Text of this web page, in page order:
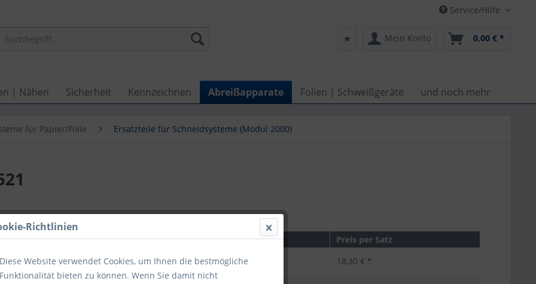
Service/Hilfe
Mein Konto 0,00 € *
| Nähen Sicherheit Kennzeichnen Abreißapparate Folien | Schweißgeräte und noch mehr
für Papier/Folie Ersatzteile für Schneidsysteme (Modul 2000)
Menge
Preis per Satz
bis2Satz 18,30 € *
Richtlinien
Diese Website verwendet Cookies, um Ihnen die bestmögliche
Funktionalität bieten zu können. Wenn Sie damit nicht